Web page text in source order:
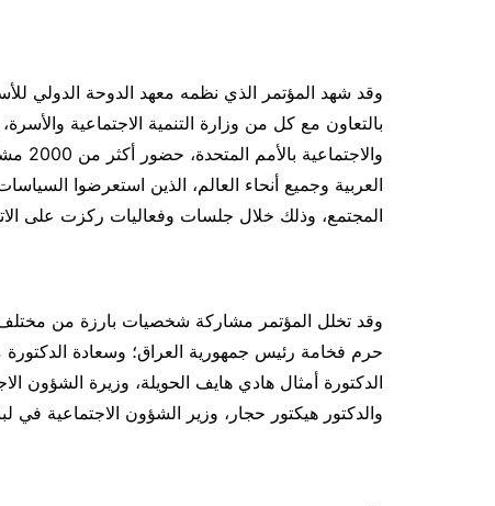
وقد شهد المؤتمر الذي نظمه معهد الدوحة الدولي
بالتعاون مع كل من وزارة التنمية الاجتماعية
العربية وجميع أنحاء العالم، الذين استعرضوا
المجتمع، وذلك خلال جلسات وفعاليات ركزت على
وقد تخلل المؤتمر مشاركة شخصيات بارزة من مختلف
حرم فخامة رئيس جمهورية العراق؛ وسعادة
الدكتورة أمثال هادي هايف الحويلة، وزيرة الشؤون
والدكتور هيكتور حجار، وزير الشؤون الاجتماعية